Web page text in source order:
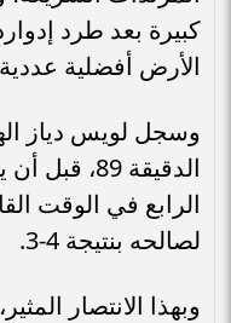
كبيرة بعد طرد
الأرض أفضلية عددية
وسجل لويس دياز
الدقيقة
الرابع في الوقت
لصالحه بنتيجة 4-3.
وبهذا الانتصار